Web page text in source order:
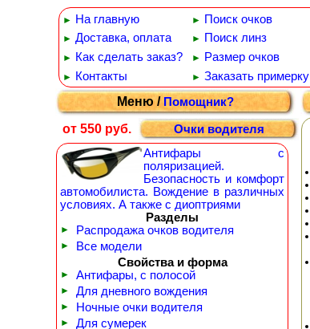
► На главную ► Поиск очков
► Доставка, оплата ► Поиск линз
► Как сделать заказ? ► Размер очков
► Контакты ► Заказать примерку
Меню /Помощник?
от 550 руб.
Очки водителя
Антифары с
поляризацией.
Безопасность и комфорт
автомобилиста. Вождение в различных
условиях. А также с диоптриями
Разделы
► Распродажа очков водителя
►
Все модели
Свойства и форма
► Антифары, с полосой
► Для дневного вождения
► Ночные очки водителя
► Для сумерек